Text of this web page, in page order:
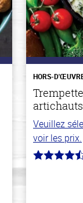
HORS-
Veuillez
voir les prix.
4.4